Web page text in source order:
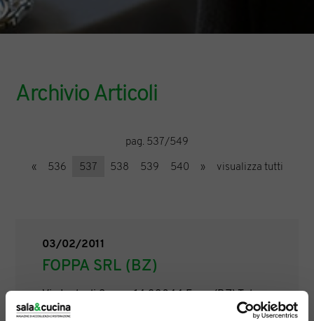
Archivio Articoli
pag. 537/549
« 536 537 538 539 540 » visualizza tutti
03/02/2011
FOPPA SRL (BZ)
Via Isola di Sopra, 14 39044 Egna (BZ) Tel.:
0471 / 820095 Mail: peter@foppa.com Sito